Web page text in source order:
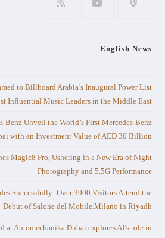
English News
to Billboard Arabia’s Inaugural Power List
Influential Music Leaders in the Middle East
Benz Unveil the World’s First Mercedes-Benz
with an Investment Value of AED 30 Billion
Magic8 Pro, Ushering in a New Era of Night
Photography and 5.5G Performance
Successfully: Over 3000 Visitors Attend the
Debut of Salone del Mobile.Milano in Riyadh
at Automechanika Dubai explores AI’s role in